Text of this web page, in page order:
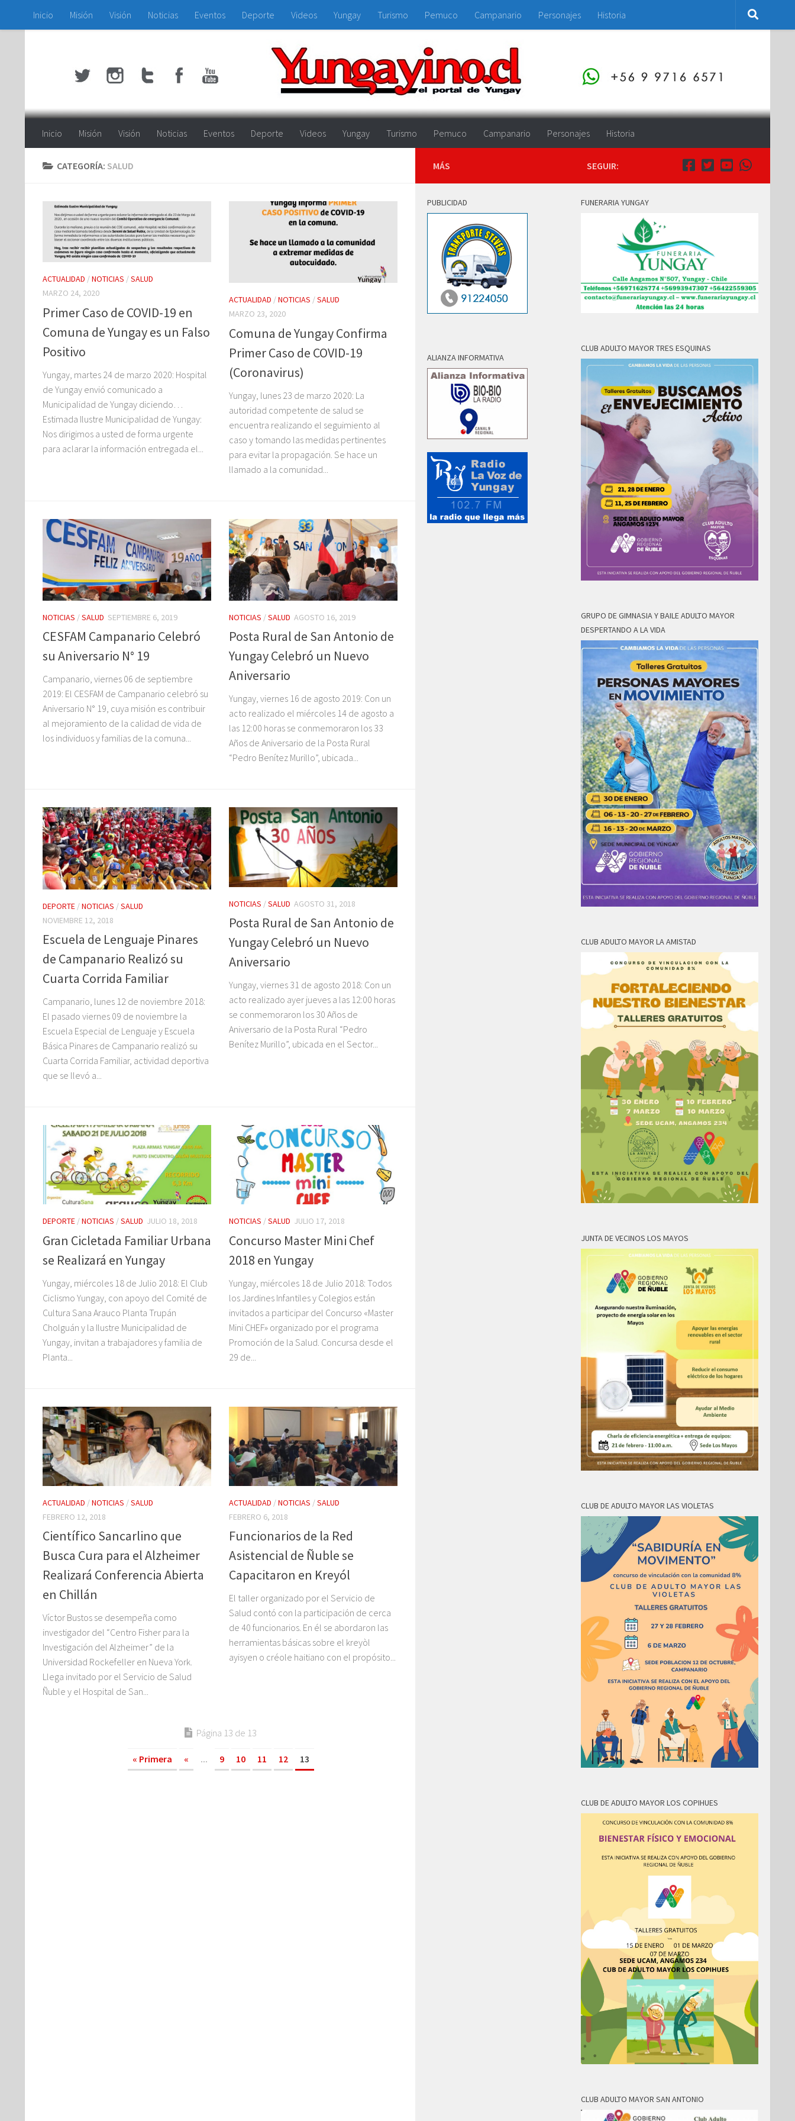
Saltar al contenido
Inicio Misión Visión Noticias Eventos Deporte Videos Yungay Turismo Pemuco Campanario Personajes Historia
Inicio Misión Visión Noticias Eventos Deporte Videos Yungay Turismo Pemuco Campanario Personajes Historia
CATEGORÍA: SALUD
ACTUALIDAD /NOTICIAS /SALUD
MARZO 24, 2020
Primer Caso de COVID-19 en
Comuna de Yungay es un Falso
Positivo
Yungay, martes 24 de marzo 2020: Hospital
de Yungay envió comunicado a
Municipalidad de Yungay diciendo…
Estimada Ilustre Municipalidad de Yungay:
Nos dirigimos a usted de forma urgente
para aclarar la información entregada el...
ACTUALIDAD /NOTICIAS /SALUD
MARZO 23, 2020
Comuna de Yungay Confirma
Primer Caso de COVID-19
(Coronavirus)
Yungay, lunes 23 de marzo 2020: La
autoridad competente de salud se
encuentra realizando el seguimiento al
caso y tomando las medidas pertinentes
para evitar la propagación. Se hace un
llamado a la comunidad...
NOTICIAS /SALUD SEPTIEMBRE 6, 2019
CESFAM Campanario Celebró
su Aniversario N° 19
Campanario, viernes 06 de septiembre
2019: El CESFAM de Campanario celebró su
Aniversario N° 19, cuya misión es contribuir
al mejoramiento de la calidad de vida de
los individuos y familias de la comuna...
NOTICIAS /SALUD AGOSTO 16, 2019
Posta Rural de San Antonio de
Yungay Celebró un Nuevo
Aniversario
Yungay, viernes 16 de agosto 2019: Con un
acto realizado el miércoles 14 de agosto a
las 12:00 horas se conmemoraron los 33
Años de Aniversario de la Posta Rural
“Pedro Benítez Murillo”, ubicada...
DEPORTE /NOTICIAS /SALUD
NOVIEMBRE 12, 2018
Escuela de Lenguaje Pinares
de Campanario Realizó su
Cuarta Corrida Familiar
Campanario, lunes 12 de noviembre 2018:
El pasado viernes 09 de noviembre la
Escuela Especial de Lenguaje y Escuela
Básica Pinares de Campanario realizó su
Cuarta Corrida Familiar, actividad deportiva
que se llevó a...
NOTICIAS /SALUD AGOSTO 31, 2018
Posta Rural de San Antonio de
Yungay Celebró un Nuevo
Aniversario
Yungay, viernes 31 de agosto 2018: Con un
acto realizado ayer jueves a las 12:00 horas
se conmemoraron los 30 Años de
Aniversario de la Posta Rural “Pedro
Benítez Murillo”, ubicada en el Sector...
DEPORTE /NOTICIAS /SALUD JULIO 18, 2018
Gran Cicletada Familiar Urbana
se Realizará en Yungay
Yungay, miércoles 18 de Julio 2018: El Club
Ciclismo Yungay, con apoyo del Comité de
Cultura Sana Arauco Planta Trupán
Cholguán y la Ilustre Municipalidad de
Yungay, invitan a trabajadores y familia de
Planta...
NOTICIAS /SALUD JULIO 17, 2018
Concurso Master Mini Chef
2018 en Yungay
Yungay, miércoles 18 de Julio 2018: Todos
los Jardines Infantiles y Colegios están
invitados a participar del Concurso «Master
Mini CHEF» organizado por el programa
Promoción de la Salud. Concursa desde el
29 de...
ACTUALIDAD /NOTICIAS /SALUD
FEBRERO 12, 2018
Científico Sancarlino que
Busca Cura para el Alzheimer
Realizará Conferencia Abierta
en Chillán
Víctor Bustos se desempeña como
investigador del “Centro Fisher para la
Investigación del Alzheimer” de la
Universidad Rockefeller en Nueva York.
Llega invitado por el Servicio de Salud
Ñuble y el Hospital de San...
ACTUALIDAD /NOTICIAS /SALUD
FEBRERO 6, 2018
Funcionarios de la Red
Asistencial de Ñuble se
Capacitaron en Kreyól
El taller organizado por el Servicio de
Salud contó con la participación de cerca
de 40 funcionarios. En él se abordaron las
herramientas básicas sobre el kreyòl
ayisyen o créole haitiano con el propósito...
Página 13 de 13
« Primera « ... 9 10 11 12 13
SEGUIR:
FUNERARIA YUNGAY
CLUB ADULTO MAYOR TRES ESQUINAS
GRUPO DE GIMNASIA Y BAILE ADULTO MAYOR
DESPERTANDO A LA VIDA
CLUB ADULTO MAYOR LA AMISTAD
JUNTA DE VECINOS LOS MAYOS
CLUB DE ADULTO MAYOR LAS VIOLETAS
CLUB DE ADULTO MAYOR LOS COPIHUES
CLUB ADULTO MAYOR SAN ANTONIO
MÁS
PUBLICIDAD
ALIANZA INFORMATIVA